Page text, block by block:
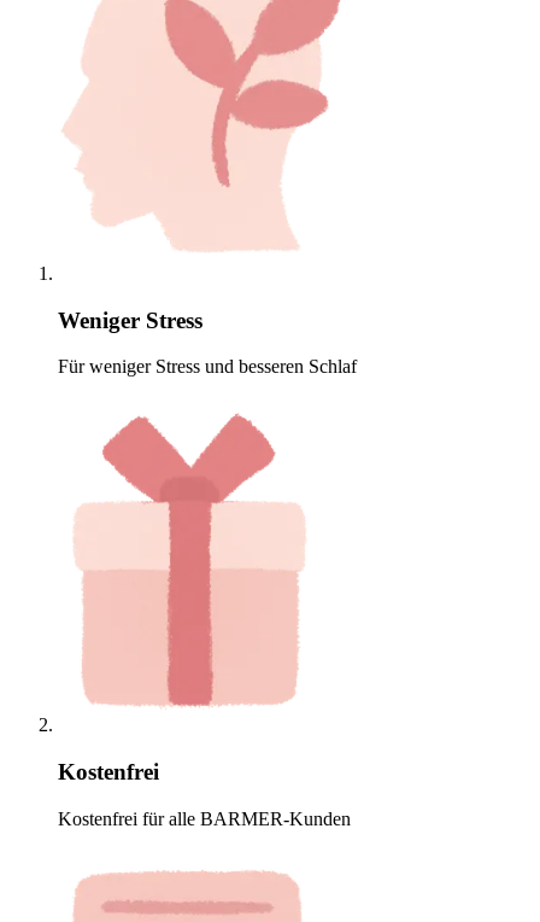
Weniger Stress
Für weniger Stress und besseren Schlaf
Kostenfrei
Kostenfrei für alle BARMER-Kunden